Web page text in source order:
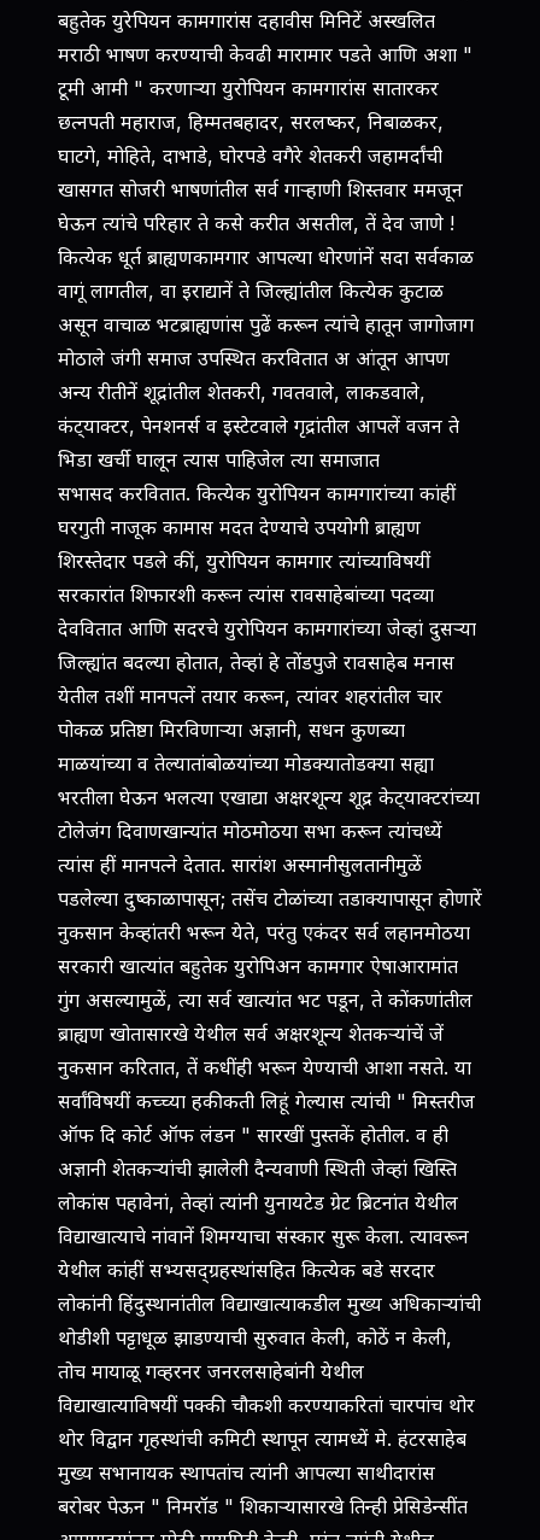
बहुतेक युरेपियन कामगारांस दहावीस मिनिटें अस्खलित
मराठी भाषण करण्याची केवढी मारामार पडते आणि अशा "
टूमी आमी " करणार्‍या युरोपियन कामगारांस सातारकर
छत्नपती महाराज, हिम्मतबहादर, सरलष्कर, निबाळकर,
घाटगे, मोहिते, दाभाडे, घोरपडे वगैरे शेतकरी जहामर्दांची
खासगत सोजरी भाषणांतील सर्व गार्‍हाणी शिस्तवार ममजून
घेऊन त्यांचे परिहार ते कसे करीत असतील, तें देव जाणे !
कित्येक धूर्त ब्राह्यणकामगार आपल्या धोरणांनें सदा सर्वकाळ
वागूं लागतील, वा इराद्यानें ते जिल्ह्यांतील कित्येक कुटाळ
असून वाचाळ भटब्राह्यणांस पुढें करून त्यांचे हातून जागोजाग
मोठाले जंगी समाज उपस्थित करवितात अ आंतून आपण
अन्य रीतीनें शूद्रांतील शेतकरी, गवतवाले, लाकडवाले,
कंट्‍याक्टर, पेनशनर्स व इस्टेटवाले गृद्रांतील आपलें वजन ते
भिडा खर्ची घालून त्यास पाहिजेल त्या समाजात
सभासद करवितात. कित्येक युरोपियन कामगारांच्या कांहीं
घरगुती नाजूक कामास मदत देण्याचे उपयोगी ब्राह्यण
शिरस्तेदार पडले कीं, युरोपियन कामगार त्यांच्याविषयीं
सरकारांत शिफारशी करून त्यांस रावसाहेबांच्या पदव्या
देववितात आणि सदरचे युरोपियन कामगारांच्या जेव्हां दुसर्‍या
जिल्ह्यांत बदल्या होतात, तेव्हां हे तोंडपुजे रावसाहेब मनास
येतील तशीं मानपत्नें तयार करून, त्यांवर शहरांतील चार
पोकळ प्रतिष्ठा मिरविणार्‍या अज्ञानी, सधन कुणब्या
माळयांच्या व तेल्यातांबोळयांच्या मोडक्यातोडक्या सह्या
भरतीला घेऊन भलत्या एखाद्या अक्षरशून्य शूद्र केट्‍याक्टरांच्या
टोलेजंग दिवाणखान्यांत मोठमोठया सभा करून त्यांचध्यें
त्यांस हीं मानपत्ने देतात. सारांश अस्मानीसुलतानीमुळें
पडलेल्या दुष्काळापासून; तसेंच टोळांच्या तडाक्यापासून होणारें
नुकसान केव्हांतरी भरून येते, परंतु एकंदर सर्व लहानमोठया
सरकारी खात्यांत बहुतेक युरोपिअन कामगार ऐषाआरामांत
गुंग असल्यामुळें, त्या सर्व खात्यांत भट पडून, ते कोंकणांतील
ब्राह्यण खोतासारखे येथील सर्व अक्षरशून्य शेतकर्‍यांचें जें
नुकसान करितात, तें कधींही भरून येण्याची आशा नसते. या
सर्वांविषयीं कच्च्या हकीकती लिहूं गेल्यास त्यांची " मिस्तरीज
ऑफ दि कोर्ट ऑफ लंडन " सारखीं पुस्तकें होतील. व ही
अज्ञानी शेतकर्‍यांची झालेली दैन्यवाणी स्थिती जेव्हां खिस्ति
लोकांस पहावेनां, तेव्हां त्यांनी युनायटेड ग्रेट ब्रिटनांत येथील
विद्याखात्याचे नांवानें शिमग्याचा संस्कार सुरू केला. त्यावरून
येथील कांहीं सभ्यसद्‍ग्रहस्थांसहित कित्येक बडे सरदार
लोकांनी हिंदुस्थानांतील विद्याखात्याकडील मुख्य अधिकार्‍यांची
थोडीशी पट्टाधूळ झाडण्याची सुरुवात केली, कोठें न केली,
तोच मायाळू गव्हरनर जनरलसाहेबांनी येथील
विद्याखात्याविषयीं पक्की चौकशी करण्याकरितां चारपांच थोर
थोर विद्वान गृहस्थांची कमिटी स्थापून त्यामध्यें मे. हंटरसाहेब
मुख्य सभानायक स्थापतांच त्यांनी आपल्या साथीदारांस
बरोबर पेऊन " निमरॉड " शिकार्‍यासारखे तिन्ही प्रेसिडेन्सींत